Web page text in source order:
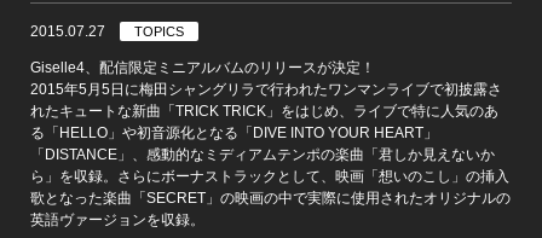
2015.07.27 TOPICS
Giselle4、配信限定ミニアルバムのリリースが決定！
2015年5月5日に梅田シャングリラで行われたワンマンライブで初披露さ
れたキュートな新曲「TRICK TRICK」をはじめ、ライブで特に人気のあ
る「HELLO」や初音源化となる「DIVE INTO YOUR HEART」
「DISTANCE」、感動的なミディアムテンポの楽曲「君しか見えないか
ら」を収録。さらにボーナストラックとして、映画「想いのこし」の挿入
歌となった楽曲「SECRET」の映画の中で実際に使用されたオリジナルの
英語ヴァージョンを収録。